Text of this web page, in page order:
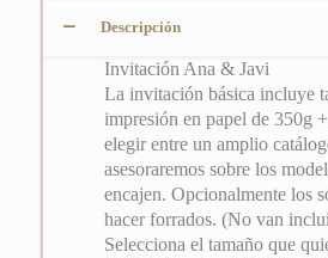
Descripción
Invitación Ana & Javi
La invitación básica incluye
impresión en papel de 350g
elegir entre un amplio
asesoraremos sobre los
encajen. Opcionalmente los
hacer forrados. (No van
Selecciona el tamaño que